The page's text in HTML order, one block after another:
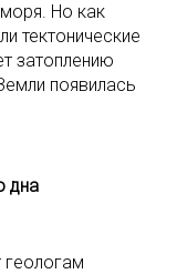
Но как
тектонические
затоплению
появилась
дна
геологам